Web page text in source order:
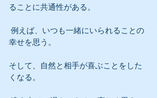
ることに共通性がある。
幸せを思う。
そして、自然と相手が喜ぶことをした
くなる。